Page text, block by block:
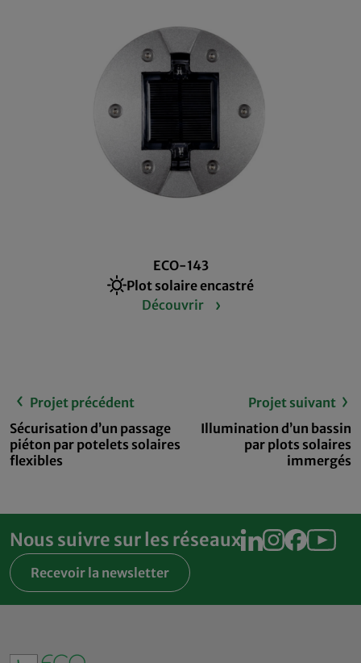
ECO-143
Plot solaire encastré
Découvrir
Projet précédent
Sécurisation d’un passage
piéton par potelets solaires
flexibles
Projet suivant
Illumination d’un bassin
par plots solaires
immergés
Nous suivre sur les réseaux
Recevoir la newsletter